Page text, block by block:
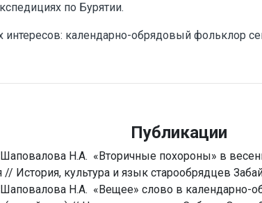
по Бурятии.
интересов: календарно-обрядовый фольклор
Публикации
Н.А. «Вторичные похороны» в
// История, культура и язык старообрядцев
Н.А. «Вещее» слово в календарно-